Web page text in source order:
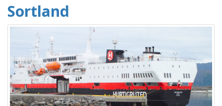
Sortland